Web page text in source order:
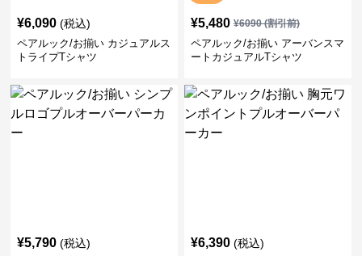
¥6,090 (税込)
ペアルック/お揃い カジュアルス
トライプTシャツ
¥5,480 ¥6090(割引前)
ペアルック/お揃い アーバンスマ
ートカジュアルTシャツ
¥5,790 (税込) ¥6,390 (税込)